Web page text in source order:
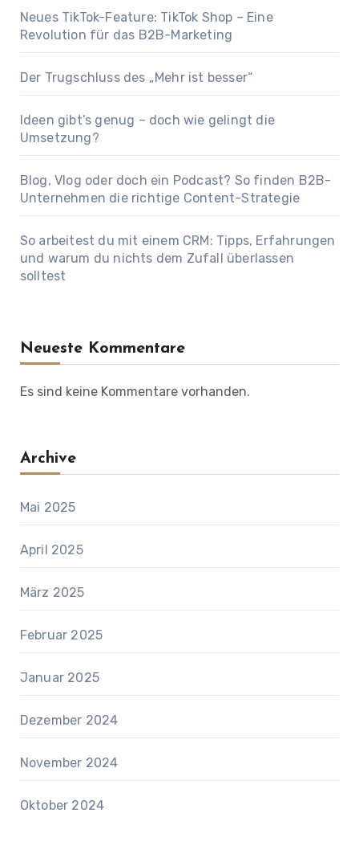
Neues TikTok-Feature: TikTok Shop – Eine
Revolution für das B2B-Marketing
Der Trugschluss des „Mehr ist besser“
Ideen gibt’s genug – doch wie gelingt die
Umsetzung?
Blog, Vlog oder doch ein Podcast? So finden B2B-
Unternehmen die richtige Content-Strategie
So arbeitest du mit einem CRM: Tipps, Erfahrungen
und warum du nichts dem Zufall überlassen
solltest
Neueste Kommentare
Es sind keine Kommentare vorhanden.
Archive
Mai 2025
April 2025
März 2025
Februar 2025
Januar 2025
Dezember 2024
November 2024
Oktober 2024